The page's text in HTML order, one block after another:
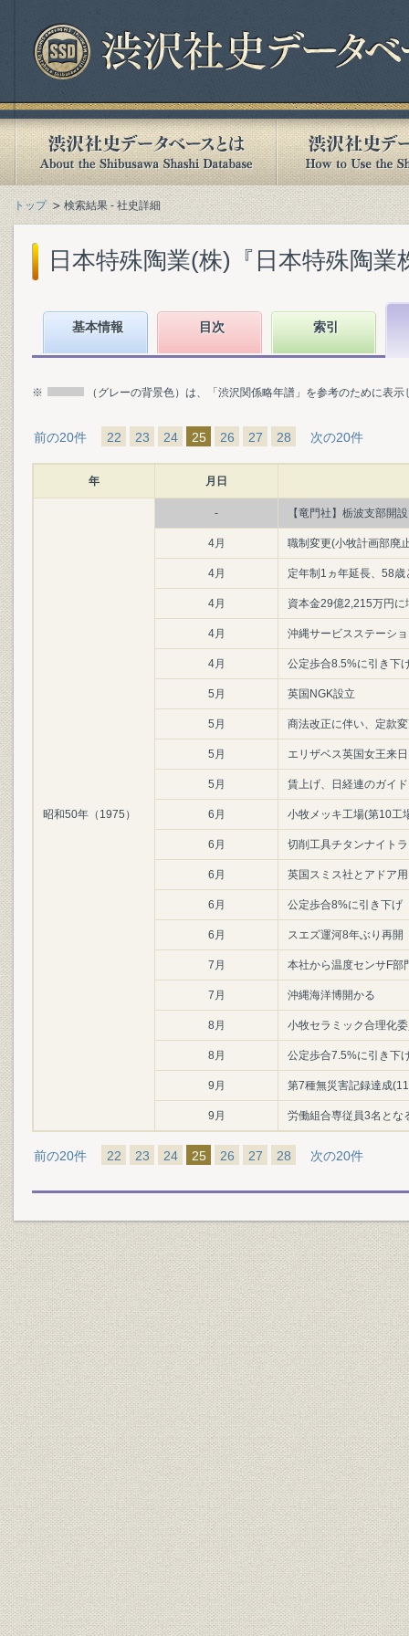
トップ 検索結果 - 社史詳細
日本特殊陶業(株)『日本特殊陶
基本情報 目次 索引
※ （グレーの背景色）は、「渋沢関係略年譜」を参考のために表
前の20件 22 23 24 25 26 27 28 次の20件
年 月日
昭和50年（1975）
- 【竜門社】栃波支部開
4月 職制変更(小牧計画部廃
4月 定年制1ヵ年延長、58歳
4月 資本金29億2,215万円に
4月 沖縄サービスステーシ
4月 公定歩合8.5%に引き下
5月 英国NGK設立
5月 商法改正に伴い、定款
5月 エリザベス英国女王来日
5月 賃上げ、日経連のガイ
6月 小牧メッキ工場(第10工
6月 切削工具チタンナイト
6月 英国スミス社とアドア
6月 公定歩合8%に引き下げ
6月 スエズ運河8年ぶり再開
7月 本社から温度センサF部
7月 沖縄海洋博開かる
8月 小牧セラミック合理化
8月 公定歩合7.5%に引き下
9月 第7種無災害記録達成
9月 労働組合専従員3名とな
前の20件 22 23 24 25 26 27 28 次の20件